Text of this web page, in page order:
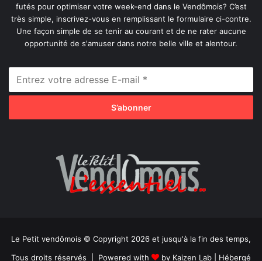
futés pour optimiser votre week-end dans le Vendômois? C’est
très simple, inscrivez-vous en remplissant le formulaire ci-contre.
Une façon simple de se tenir au courant et de ne rater aucune
opportunité de s'amuser dans notre belle ville et alentour.
Le Petit vendômois © Copyright 2026 et jusqu'à la fin des temps,
Tous droits réservés | Powered with
by Kaizen Lab | Hébergé